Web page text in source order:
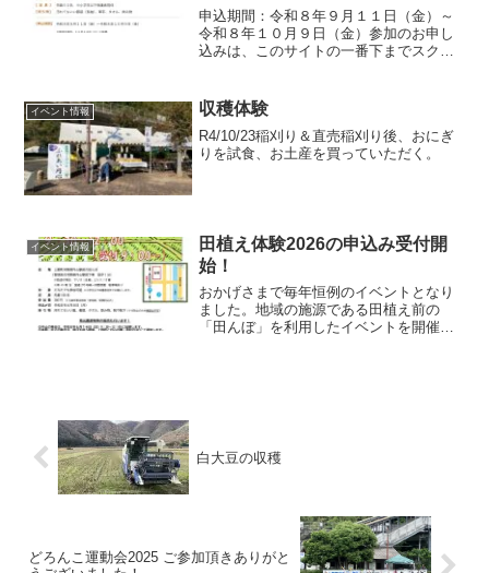
申込期間：令和８年９月１１日（金）～
令和８年１０月９日（金）参加のお申し
込みは、このサイトの一番下までスクロ
３０分～１２時００分開催場所河野原駅
前の田んぼ参加費３００円...
イベント情報 収穫体験
R4/10/23稲刈り＆直売稲刈り後、おにぎ
りを試食、お土産を買っていただく。
イベント情報
田植え体験2026の申込み受付開
始！
おかげさまで毎年恒例のイベントとなり
ました。地域の施源である田植え前の
「田んぼ」を利用したイベントを開催い
白大豆の収穫
どろんこ運動会2025 ご参加頂きありがと